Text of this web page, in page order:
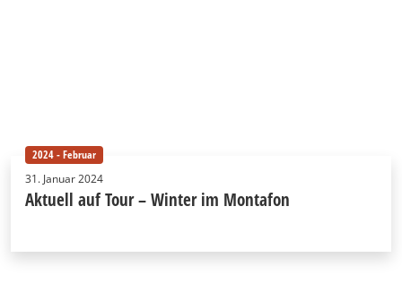
2024 - Februar
31. Januar 2024
Aktuell auf Tour – Winter im Montafon